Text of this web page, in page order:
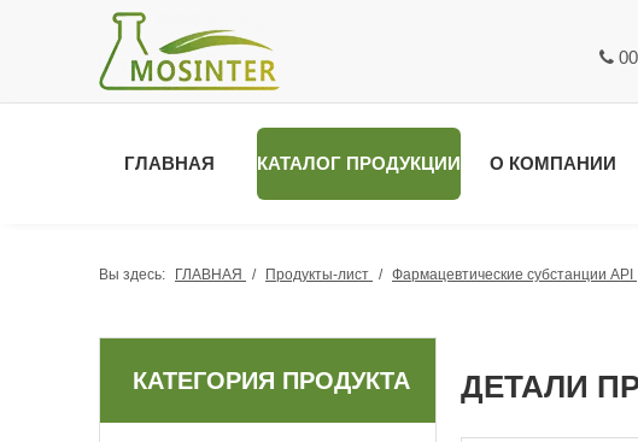

ГЛАВНАЯ КАТАЛОГ ПРОДУКЦИИ О КОМПАНИИ
Вы здесь: ГЛАВНАЯ / Продукты-лист / Фармацевтические субстанции API
КАТЕГОРИЯ ПРОДУКТА ДЕТАЛИ